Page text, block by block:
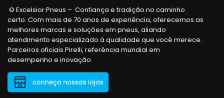
© Excelsior Pneus – Confiança e tradição no caminho
certo. Com mais de 70 anos de experiência, oferecemos as
melhores marcas e soluções em pneus, aliando
atendimento especializado à qualidade que você merece.
Parceiros oficiais Pirelli, referência mundial em
desempenho e inovação.